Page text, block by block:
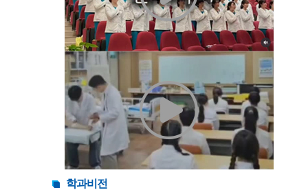
학과비전